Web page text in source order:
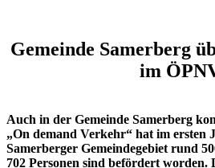
Gemeinde Samerberg
im
Auch in der Gemeinde Samerberg
„On demand Verkehr“ hat im ersten
Samerberger Gemeindegebiet rund
702 Personen sind befördert worden.